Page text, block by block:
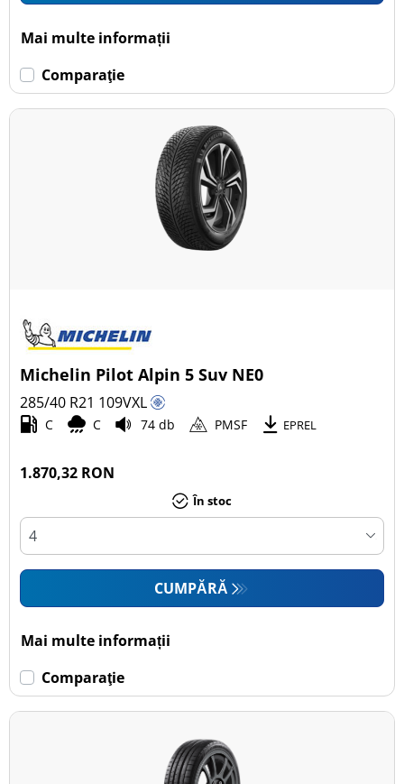
Mai multe informații
Comparaţie
Michelin Pilot Alpin 5 Suv NE0
285/40 R21 109VXL
C C 74 db PMSF EPREL
1.870,32 RON
În stoc
CUMPĂRĂ
Mai multe informații
Comparaţie